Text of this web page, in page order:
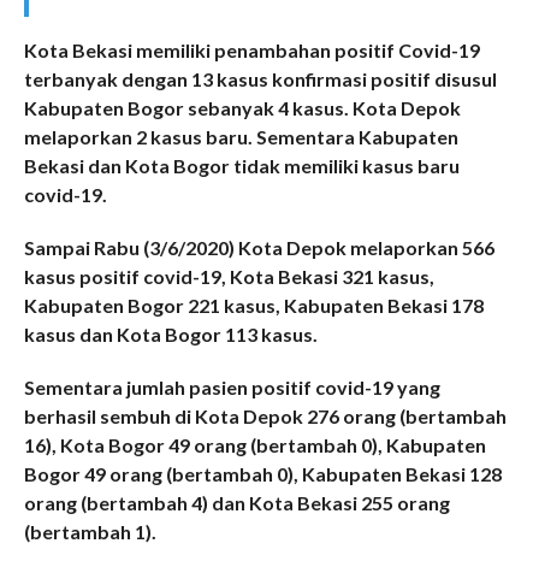
Kota Bekasi memiliki penambahan positif Covid-19
terbanyak dengan 13 kasus konfirmasi positif disusul
Kabupaten Bogor sebanyak 4 kasus. Kota Depok
melaporkan 2 kasus baru. Sementara Kabupaten
Bekasi dan Kota Bogor tidak memiliki kasus baru
covid-19.
Sampai Rabu (3/6/2020) Kota Depok melaporkan 566
kasus positif covid-19, Kota Bekasi 321 kasus,
Kabupaten Bogor 221 kasus, Kabupaten Bekasi 178
kasus dan Kota Bogor 113 kasus.
Sementara jumlah pasien positif covid-19 yang
berhasil sembuh di Kota Depok 276 orang (bertambah
16), Kota Bogor 49 orang (bertambah 0), Kabupaten
Bogor 49 orang (bertambah 0), Kabupaten Bekasi 128
orang (bertambah 4) dan Kota Bekasi 255 orang
(bertambah 1).